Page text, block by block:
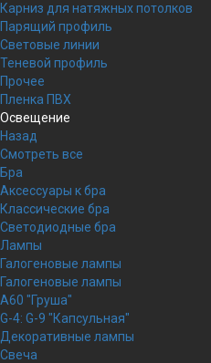
Карниз для натяжных потолков
Парящий профиль
Световые линии
Теневой профиль
Прочее
Пленка ПВХ
Освещение
Назад
Смотреть все
Бра
Аксессуары к бра
Классические бра
Светодиодные бра
Лампы
Галогеновые лампы
Галогеновые лампы
A60 "Груша"
G-4: G-9 "Капсульная"
Декоративные лампы
Свеча